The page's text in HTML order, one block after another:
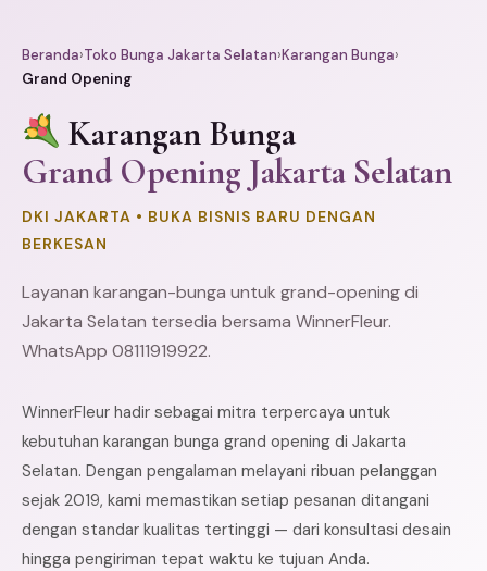
Beranda›Toko Bunga Jakarta Selatan›Karangan Bunga›
Grand Opening
Karangan Bunga
Grand Opening Jakarta Selatan
DKI JAKARTA • BUKA BISNIS BARU DENGAN
BERKESAN
Layanan karangan-bunga untuk grand-opening di
Jakarta Selatan tersedia bersama WinnerFleur.
WhatsApp 08111919922.
WinnerFleur hadir sebagai mitra terpercaya untuk
kebutuhan karangan bunga grand opening di Jakarta
Selatan. Dengan pengalaman melayani ribuan pelanggan
sejak 2019, kami memastikan setiap pesanan ditangani
dengan standar kualitas tertinggi — dari konsultasi desain
hingga pengiriman tepat waktu ke tujuan Anda.